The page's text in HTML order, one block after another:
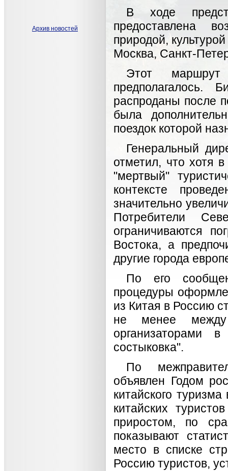
Архив новостей
В ходе
предоставлена
природой,
Москва, Санкт-
Этот
предполагалось.
распроданы после
была
поездок которой
Генеральный
отметил, что хотя
"мертвый"
контексте
значительно
Потребители
ограничиваются
Востока, а
другие города
По его
процедуры
из Китая в Россию
не менее между
организаторами
состыковка".
По
объявлен Годом
китайского
китайских
приростом, по
показывают
место в списке
Россию туристов,